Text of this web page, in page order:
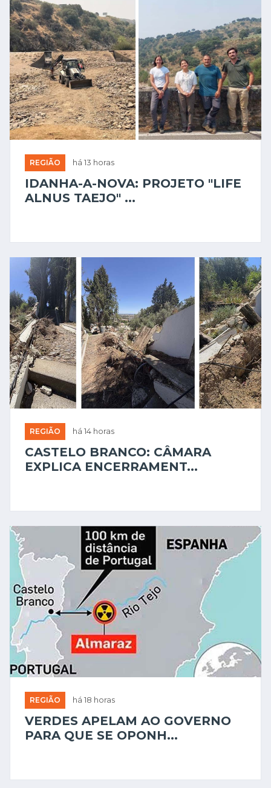
REGIÃO há 13 horas
IDANHA-A-NOVA: PROJETO "LIFE
ALNUS TAEJO" ...
REGIÃO há 14 horas
CASTELO BRANCO: CÂMARA
EXPLICA ENCERRAMENT...
REGIÃO há 18 horas
VERDES APELAM AO GOVERNO
PARA QUE SE OPONH...